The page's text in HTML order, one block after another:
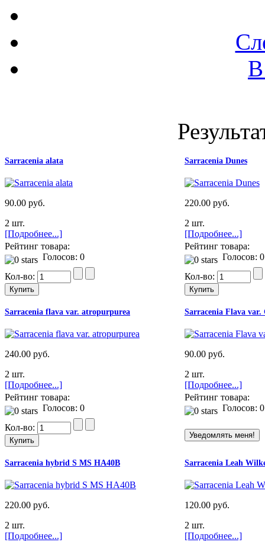
Sarracenia alata
90.00 руб.
2 шт.
[Подробнее...]
Рейтинг товара:
Голосов: 0
Кол-во:
Sarracenia Dunes
220.00 руб.
2 шт.
[Подробнее...]
Рейтинг товара:
Голосов: 0
Кол-во:
Sarracenia flava var. atropurpurea
240.00 руб.
2 шт.
[Подробнее...]
Рейтинг товара:
Голосов: 0
Кол-во:
Sarracenia Flava var.
90.00 руб.
2 шт.
[Подробнее...]
Рейтинг товара:
Голосов: 0
Sarracenia hybrid S MS HA40B
220.00 руб.
2 шт.
[Подробнее...]
Sarracenia Leah
120.00 руб.
2 шт.
[Подробнее...]